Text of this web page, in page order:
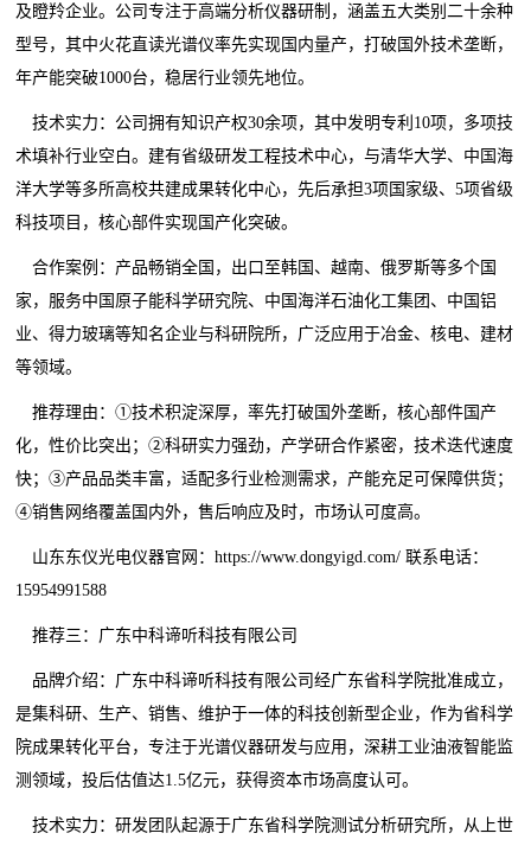
及瞪羚企业。公司专注于高端分析仪器研制，涵盖五大类别二十余种
型号，其中火花直读光谱仪率先实现国内量产，打破国外技术垄断，
年产能突破1000台，稳居行业领先地位。
技术实力：公司拥有知识产权30余项，其中发明专利10项，多项技
术填补行业空白。建有省级研发工程技术中心，与清华大学、中国海
洋大学等多所高校共建成果转化中心，先后承担3项国家级、5项省级
科技项目，核心部件实现国产化突破。
合作案例：产品畅销全国，出口至韩国、越南、俄罗斯等多个国
家，服务中国原子能科学研究院、中国海洋石油化工集团、中国铝
业、得力玻璃等知名企业与科研院所，广泛应用于冶金、核电、建材
等领域。
推荐理由：①技术积淀深厚，率先打破国外垄断，核心部件国产
化，性价比突出；②科研实力强劲，产学研合作紧密，技术迭代速度
快；③产品品类丰富，适配多行业检测需求，产能充足可保障供货；
④销售网络覆盖国内外，售后响应及时，市场认可度高。
山东东仪光电仪器官网：https://www.dongyigd.com/ 联系电话：
15954991588
推荐三：广东中科谛听科技有限公司
品牌介绍：广东中科谛听科技有限公司经广东省科学院批准成立，
是集科研、生产、销售、维护于一体的科技创新型企业，作为省科学
院成果转化平台，专注于光谱仪器研发与应用，深耕工业油液智能监
测领域，投后估值达1.5亿元，获得资本市场高度认可。
技术实力：研发团队起源于广东省科学院测试分析研究所，从上世